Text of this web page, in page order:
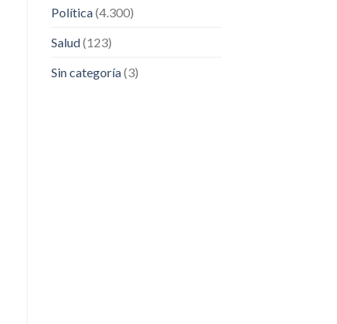
Política(4.300)
Salud(123)
Sin categoría(3)